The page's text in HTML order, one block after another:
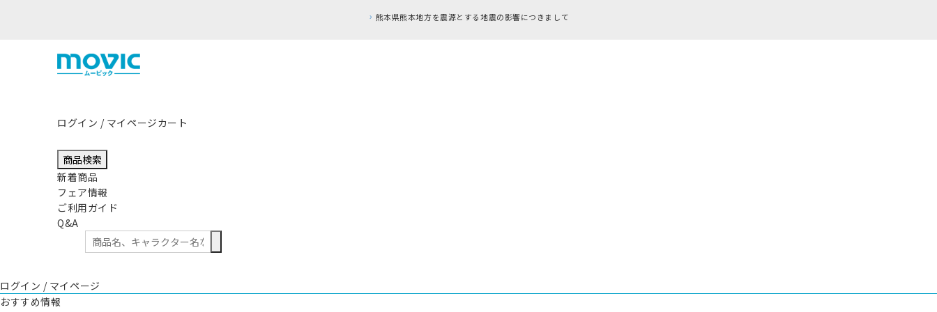
熊本県熊本地方を震源とする地震の影響につきまして
ログイン / マイページカート
商品検索
新着商品
フェア情報
ご利用ガイド
Q&A
ログイン / マイページ
おすすめ情報